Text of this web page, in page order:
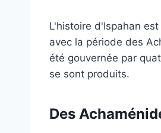
L'histoire d'Ispahan
avec la période des
été gouvernée par
se sont produits.
Des